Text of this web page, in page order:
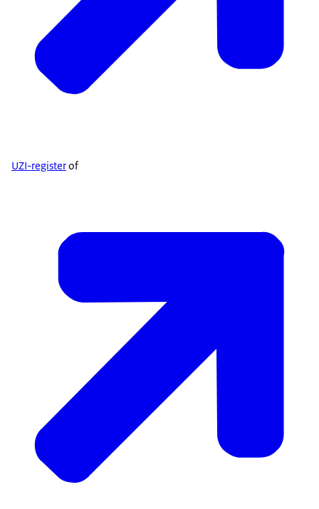
UZI-registerof